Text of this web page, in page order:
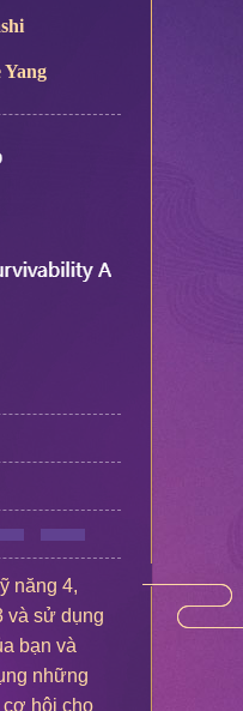
năng 4,
và sử dụng
bạn và
những
cơ hội cho